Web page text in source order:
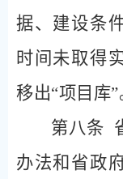
据、建设条
时间未取得
移出“项目库”
第八条
办法和省政